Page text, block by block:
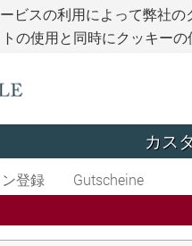
ビスの利用によって弊社
の使用と同時にクッキー
カス
登録
Gutscheine